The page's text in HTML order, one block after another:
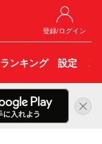
登録/ログイン
ランキング 設定 こ